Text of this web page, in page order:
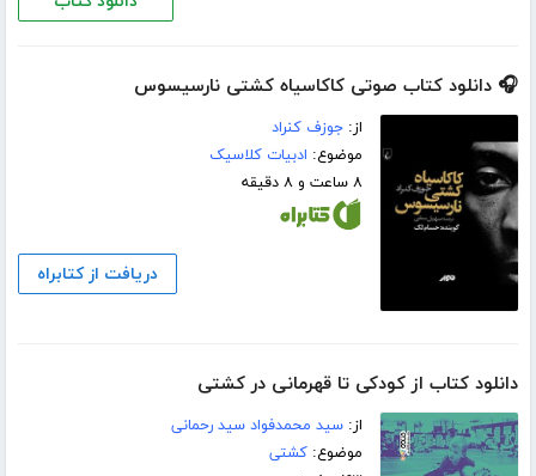
🎧 دانلود کتاب صوتی کاکاسیاه کشتی نارسیسوس
از:جوزف کنراد
موضوع: ادبیات کلاسیک
۸ ساعت و ۸ دقیقه
دریافت از کتابراه
دانلود کتاب از کودکی تا قهرمانی در کشتی
از:سید محمدفواد سید رحمانی
موضوع:کشتی